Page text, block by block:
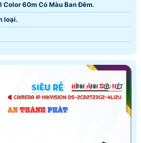
Color 60m Có Màu Ban Ðêm.
loại.